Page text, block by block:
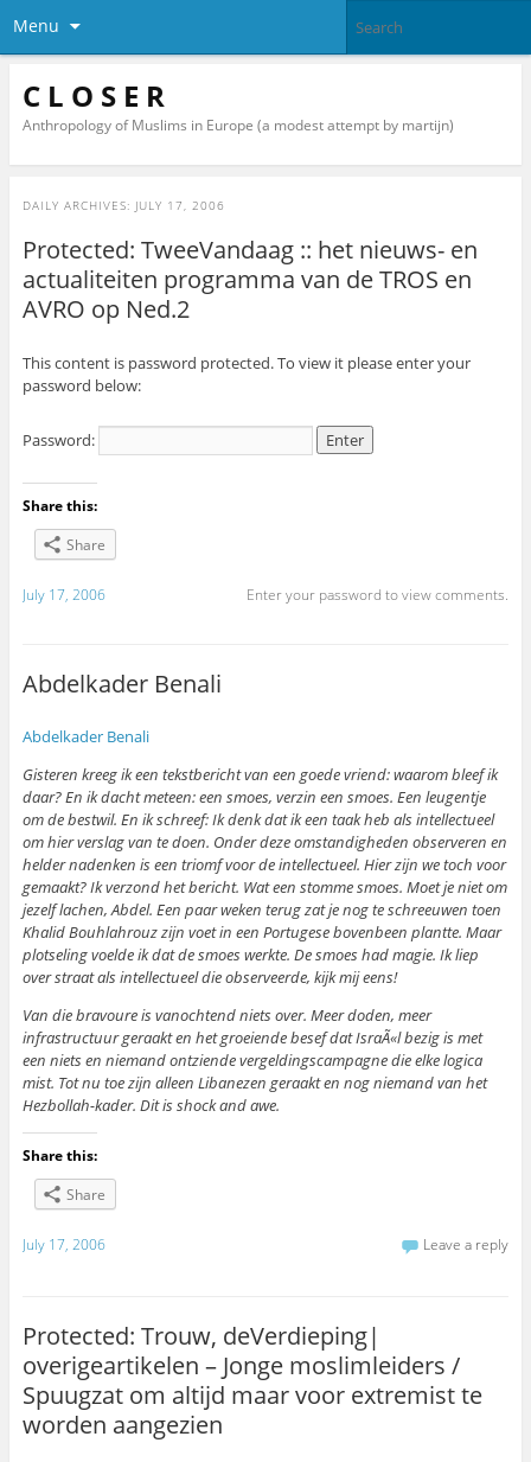
Menu
C L O S E R
Anthropology of Muslims in Europe (a modest attempt by martijn)
DAILY ARCHIVES: JULY 17, 2006
Protected: TweeVandaag :: het nieuws- en
actualiteiten programma van de TROS en
AVRO op Ned.2
This content is password protected. To view it please enter your
password below:
Password:
Share this:
Share
July 17, 2006 Enter your password to view comments.
Abdelkader Benali
Abdelkader Benali
Gisteren kreeg ik een tekstbericht van een goede vriend: waarom bleef ik
daar? En ik dacht meteen: een smoes, verzin een smoes. Een leugentje
om de bestwil. En ik schreef: Ik denk dat ik een taak heb als intellectueel
om hier verslag van te doen. Onder deze omstandigheden observeren en
helder nadenken is een triomf voor de intellectueel. Hier zijn we toch voor
gemaakt? Ik verzond het bericht. Wat een stomme smoes. Moet je niet om
jezelf lachen, Abdel. Een paar weken terug zat je nog te schreeuwen toen
Khalid Bouhlahrouz zijn voet in een Portugese bovenbeen plantte. Maar
plotseling voelde ik dat de smoes werkte. De smoes had magie. Ik liep
over straat als intellectueel die observeerde, kijk mij eens!
Van die bravoure is vanochtend niets over. Meer doden, meer
infrastructuur geraakt en het groeiende besef dat IsraÃ«l bezig is met
een niets en niemand ontziende vergeldingscampagne die elke logica
mist. Tot nu toe zijn alleen Libanezen geraakt en nog niemand van het
Hezbollah-kader. Dit is shock and awe.
Share this:
Share
July 17, 2006 Leave a reply
Protected: Trouw, deVerdieping|
overigeartikelen – Jonge moslimleiders /
Spuugzat om altijd maar voor extremist te
worden aangezien